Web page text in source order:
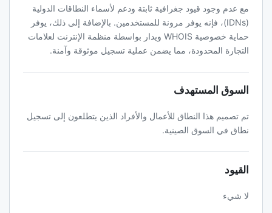
مع عدم وجود قيود جغرافية ثابتة ودعم لأسماء النطاقات الدولية
(IDNs)، فإنه يوفر مرونة للمستخدمين. بالإضافة إلى ذلك، يوفر
حماية خصوصية WHOIS ويدار بواسطة منظمة الإنترنت لعلامات
التجارة المحدودة، مما يضمن عملية تسجيل موثوقة وآمنة.
السوق المستهدف
تم تصميم هذا النطاق للأعمال والأفراد الذين يتطلعون إلى تسجيل
نطاق في السوق الصينية.
القيود
لا شيء